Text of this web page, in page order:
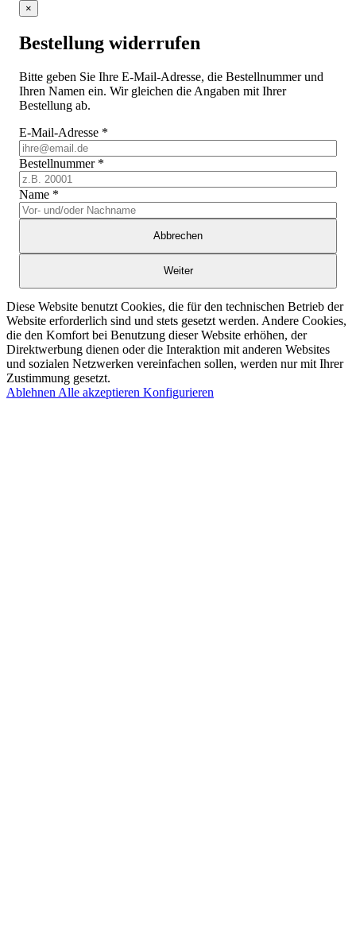
×
Bestellung widerrufen
Bitte geben Sie Ihre E-Mail-Adresse, die Bestellnummer und
Ihren Namen ein. Wir gleichen die Angaben mit Ihrer
Bestellung ab.
E-Mail-Adresse *
Bestellnummer *
Name *
Abbrechen
Weiter
Diese Website benutzt Cookies, die für den technischen Betrieb der
Website erforderlich sind und stets gesetzt werden. Andere Cookies,
die den Komfort bei Benutzung dieser Website erhöhen, der
Direktwerbung dienen oder die Interaktion mit anderen Websites
und sozialen Netzwerken vereinfachen sollen, werden nur mit Ihrer
Zustimmung gesetzt.
Ablehnen Alle akzeptieren Konfigurieren